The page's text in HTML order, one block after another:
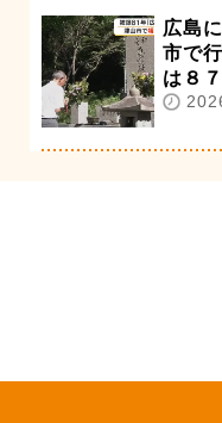
広島
市で
は８